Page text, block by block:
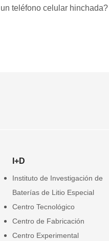
teléfono celular hinchada?
I+D
Instituto de Investigación de
Baterías de Litio Especial
Centro Tecnológico
Centro de Fabricación
Centro Experimental